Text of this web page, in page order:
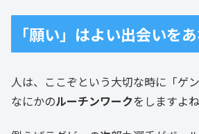
「願い」はよい出会いを
人は、ここぞという大切な時に「ゲ
なにかのルーチンワークをしますよね